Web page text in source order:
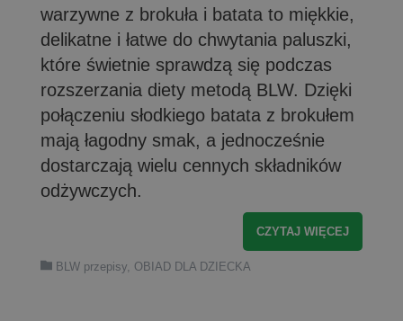
warzywne z brokuła i batata to miękkie,
delikatne i łatwe do chwytania paluszki,
które świetnie sprawdzą się podczas
rozszerzania diety metodą BLW. Dzięki
połączeniu słodkiego batata z brokułem
mają łagodny smak, a jednocześnie
dostarczają wielu cennych składników
odżywczych.
CZYTAJ WIĘCEJ
BLW przepisy, OBIAD DLA DZIECKA